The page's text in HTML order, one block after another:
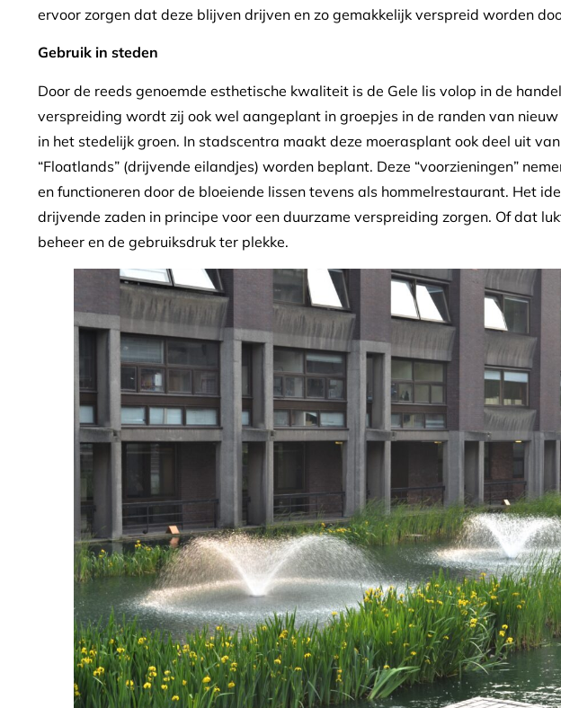
ervoor zorgen dat deze blijven drijven en zo gemakkelijk verspreid worden
Gebruik in steden
Door de reeds genoemde esthetische kwaliteit is de Gele lis volop in de
verspreiding wordt zij ook wel aangeplant in groepjes in de randen van
in het stedelijk groen. In stadscentra maakt deze moerasplant ook deel uit
“Floatlands” (drijvende eilandjes) worden beplant. Deze “voorzieningen”
en functioneren door de bloeiende lissen tevens als hommelrestaurant. Het
drijvende zaden in principe voor een duurzame verspreiding zorgen. Of dat
beheer en de gebruiksdruk ter plekke.